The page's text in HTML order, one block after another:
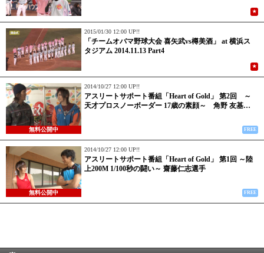
★
2015/01/30 12:00 UP!!
「チームオバマ野球大会 喜矢武vs樽美酒」 at 横浜ス
タジアム 2014.11.13 Part4
★
無料公開中
2014/10/27 12:00 UP!!
アスリートサポート番組「Heart of Gold」 第2回 ～
天才プロスノーボーダー 17歳の素顔～ 角野 友基…
FREE
無料公開中
2014/10/27 12:00 UP!!
アスリートサポート番組「Heart of Gold」 第1回 ～陸
上200M 1/100秒の闘い～ 齋藤仁志選手
FREE